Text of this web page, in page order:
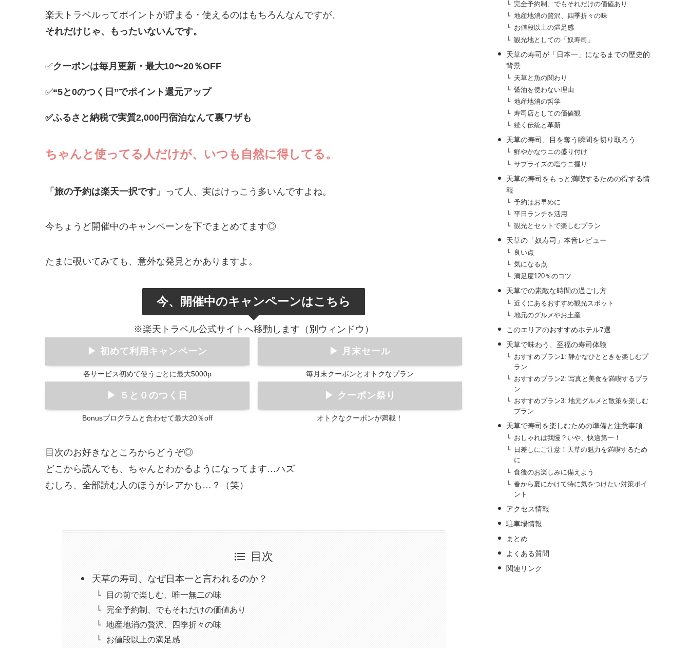
楽天トラベルってポイントが貯まる・使えるのはもちろんなんですが、
それだけじゃ、もったいないんです。
✅クーポンは毎月更新・最大10〜20％OFF
✅“5と0のつく日”でポイント還元アップ
✅ふるさと納税で実質2,000円宿泊なんて裏ワザも
ちゃんと使ってる人だけが、 いつも自然に得してる。
「旅の予約は楽天一択です」 って人、 実はけっこう多いんですよね。
今ちょうど開催中のキャンペーンを下でまとめてます◎
たまに覗いてみても、 意外な発見とかありますよ。
今、開催中のキャンペーンはこちら
※楽天トラベル公式サイトへ移動します（別ウィンドウ）
▶ 初めて利用キャンペーン
各サービス初めて使うごとに最大5000p
▶ 月末セール
毎月末クーポンとオトクなプラン
▶ ５と０のつく日
Bonusプログラムと合わせて最大20％off
▶ クーポン祭り
オトクなクーポンが満載！
目次のお好きなところからどうぞ◎
どこから読んでも、ちゃんとわかるようになってます…ハズ
むしろ、全部読む人のほうがレアかも…？（笑）
目次
天草の寿司、なぜ日本一と言われるのか？
目の前で楽しむ、唯一無二の味
完全予約制、でもそれだけの価値あり
地産地消の贅沢、四季折々の味
お値段以上の満足感
完全予約制、でもそれだけの価値あり
地産地消の贅沢、四季折々の味
お値段以上の満足感
観光地としての「奴寿司」
天草の寿司が「日本一」になるまでの歴史的
背景
天草と魚の関わり
醤油を使わない理由
地産地消の哲学
寿司店としての価値観
続く伝統と革新
天草の寿司、目を奪う瞬間を切り取ろう
鮮やかなウニの盛り付け
サプライズの塩ウニ握り
天草の寿司をもっと満喫するための得する情
報
予約はお早めに
平日ランチを活用
観光とセットで楽しむプラン
天草の「奴寿司」本音レビュー
良い点
気になる点
満足度120％のコツ
天草での素敵な時間の過ごし方
近くにあるおすすめ観光スポット
地元のグルメやお土産
このエリアのおすすめホテル7選
天草で味わう、至福の寿司体験
おすすめプラン1: 静かなひとときを楽しむプ
ラン
おすすめプラン2: 写真と美食を満喫するプラ
ン
おすすめプラン3: 地元グルメと散策を楽しむ
プラン
天草で寿司を楽しむための準備と注意事項
おしゃれは我慢？いや、快適第一！
日差しにご注意！天草の魅力を満喫するため
に
食後のお楽しみに備えよう
春から夏にかけて特に気をつけたい対策ポイ
ント
アクセス情報
駐車場情報
まとめ
よくある質問
関連リンク